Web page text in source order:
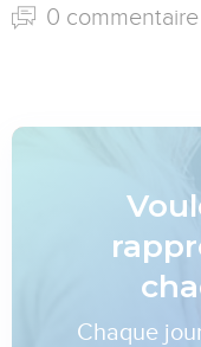
0 commentaire
Chaque